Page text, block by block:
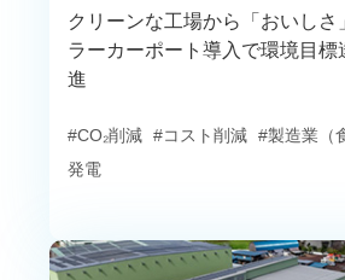
クリーンな工場から「おいしさ
ラーカーポート導入で環境目標
進
#CO₂削減 #コスト削減 #製造業（
発電